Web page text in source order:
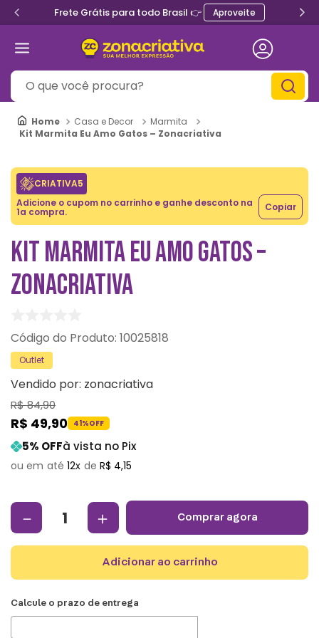
Frete Grátis para todo Brasil 👉 Aproveite
O que você procura?
Casa e Decor
Marmita
Kit Marmita Eu Amo Gatos – Zonacriativa
CRIATIVA5
Adicione o cupom no carrinho e ganhe desconto na
1a compra. Copiar
KIT MARMITA EU AMO GATOS –
ZONACRIATIVA
: 10025818
Outlet
Vendido por: zonacriativa
R$84,90
R$ 49,90 41%OFF
5% OFFà vista no Pix
12 R$ 4,15
＋
－ comprar agora
adicionar ao carrinho